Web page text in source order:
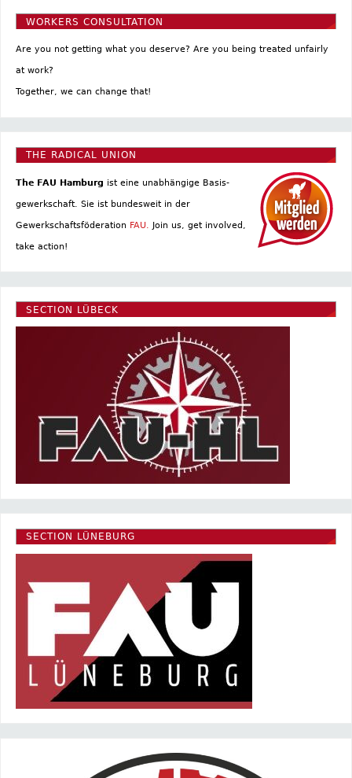
WORKERS CONSULTATION
Are you not getting what you deserve? Are you being treated unfairly
at work?
Together, we can change that!
THE RADICAL UNION
The FAU Hamburg ist eine un­abhängige Basis­
gewerkschaft. Sie ist bundesweit in der
Gewerkschaftsföderation FAU. Join us, get involved,
take action!
SECTION LÜBECK
SECTION LÜNEBURG